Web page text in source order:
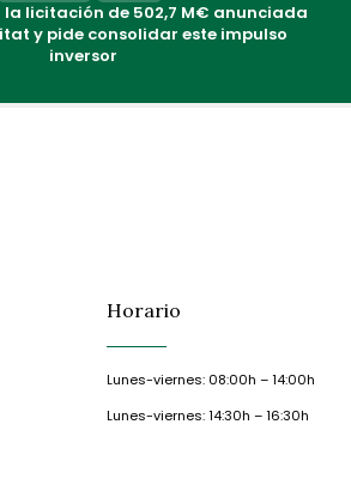
la licitación de 502,7 M€ anunciada
y pide consolidar este impulso
inversor
Horario
Lunes-viernes: 08:00h – 14:00h
Lunes-viernes: 14:30h – 16:30h